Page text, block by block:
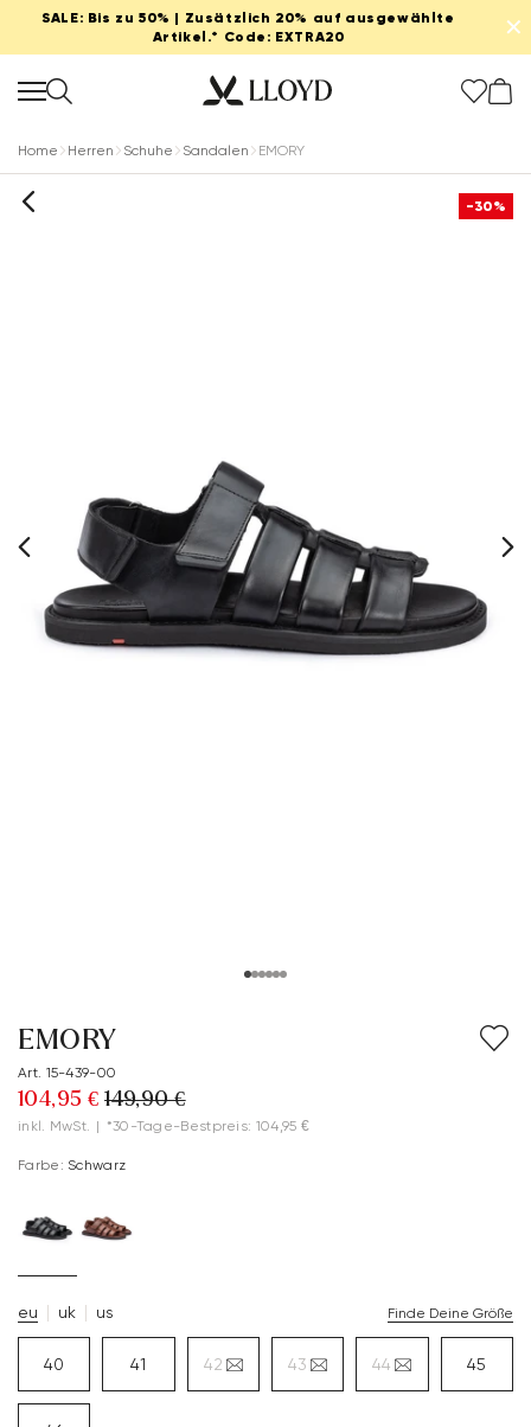
SALE: Bis zu 50% | Zusätzlich 20% auf ausgewählte
Artikel.* Code: EXTRA20
✕
Home Herren Schuhe Sandalen EMORY
-30%
EMORY
Art. 15-439-00
104,95 € 149,90 €
inkl. MwSt. | *30-Tage-Bestpreis: 104,95 €
Farbe: Schwarz
eu uk us Finde Deine Größe
40 41 42 43 44 45